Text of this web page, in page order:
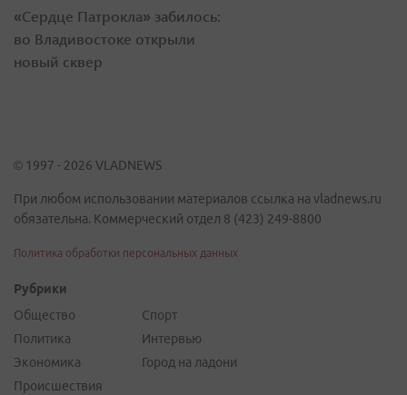
«Сердце Патрокла» забилось:
во Владивостоке открыли
новый сквер
© 1997 - 2026 VLADNEWS
При любом использовании материалов ссылка на vladnews.ru
обязательна. Коммерческий отдел 8 (423) 249-8800
Политика обработки персональных данных
Рубрики
Общество
Политика
Экономика
Происшествия
Спорт
Интервью
Город на ладони